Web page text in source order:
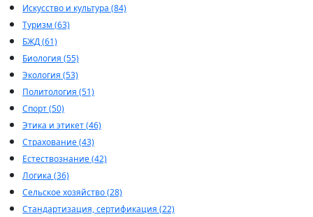
Искусство и культура (84)
Туризм (63)
БЖД (61)
Биология (55)
Экология (53)
Политология (51)
Спорт (50)
Этика и этикет (46)
Страхование (43)
Естествознание (42)
Логика (36)
Сельское хозяйство (28)
Стандартизация, сертификация (22)